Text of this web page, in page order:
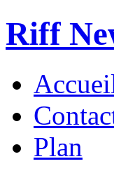
Riff
Plan